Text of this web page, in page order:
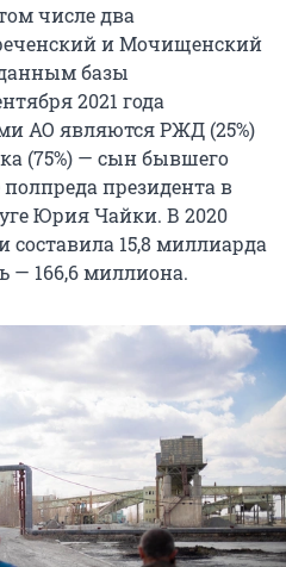
числе два
и Мочищенский
базы
2021 года
АО являются РЖД (25%)
(75%) — сын бывшего
президента в
Юрия Чайки. В 2020
15,8 миллиарда
— 166,6 миллиона.